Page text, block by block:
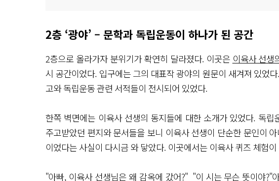
2층 ‘광야’ – 문학과 독립운동이 하나가 된 공간
2층으로 올라가자 분위기가 확연히 달라졌다. 이곳은 이육사 선생
시 공간이었다. 입구에는 그의 대표작 광야의 원문이 새겨져 있었
고와 독립운동 관련 서적들이 전시되어 있었다.
한쪽 벽면에는 이육사 선생의 동지들에 대한 소개가 있었다. 독립
주고받았던 편지와 문서들을 보니 이육사 선생이 단순한 문인이
이었다는 사실이 다시금 와 닿았다. 이곳에서는 이육사 퀴즈 체험
"아빠, 이육사 선생님은 왜 감옥에 갔어?" "이 시는 무슨 뜻이야?"